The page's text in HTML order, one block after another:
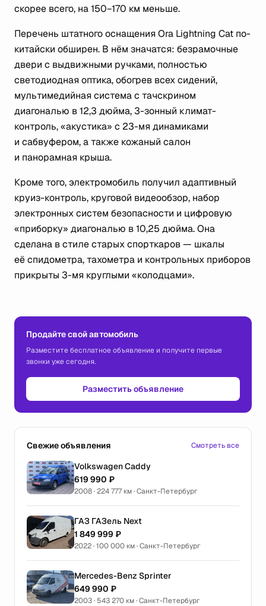
скорее всего, на 150−170 км меньше.
Перечень штатного оснащения Ora Lightning Cat по-
китайски обширен. В нём значатся: безрамочные
двери с выдвижными ручками, полностью
светодиодная оптика, обогрев всех сидений,
мультимедийная система с тачскрином
диагональю в 12,3 дюйма, 3-зонный климат-
контроль, «акустика» с 23-мя динамиками
и сабвуфером, а также кожаный салон
и панорамная крыша.
Кроме того, электромобиль получил адаптивный
круиз-контроль, круговой видеообзор, набор
электронных систем безопасности и цифровую
«приборку» диагональю в 10,25 дюйма. Она
сделана в стиле старых спорткаров — шкалы
её спидометра, тахометра и контрольных приборов
прикрыты 3-мя круглыми «колодцами».
Продайте свой автомобиль
Разместите бесплатное объявление и получите первые
звонки уже сегодня.
Разместить объявление
Свежие объявления Смотреть все
Volkswagen Caddy
619 990 ₽
2008 · 224 777 км · Санкт-Петербург
ГАЗ ГАЗель Next
1 849 999 ₽
2022 · 100 000 км · Санкт-Петербург
Mercedes-Benz Sprinter
649 990 ₽
2003 · 543 270 км · Санкт-Петербург